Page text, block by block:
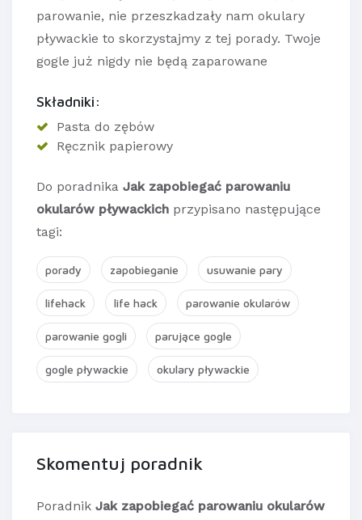
parowanie, nie przeszkadzały nam okulary
pływackie to skorzystajmy z tej porady. Twoje
gogle już nigdy nie będą zaparowane
Składniki:
Pasta do zębów
Ręcznik papierowy
Do poradnika Jak zapobiegać parowaniu
okularów pływackich przypisano następujące
tagi:
porady zapobieganie usuwanie pary
lifehack life hack parowanie okularów
parowanie gogli parujące gogle
gogle pływackie okulary pływackie
Skomentuj poradnik
Poradnik Jak zapobiegać parowaniu okularów